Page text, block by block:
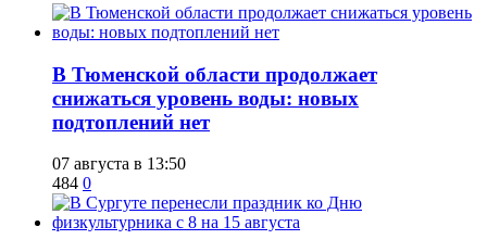
​В Тюменской области продолжает
снижаться уровень воды: новых
подтоплений нет
07 августа в 13:50
484 0